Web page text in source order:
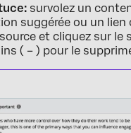
survolez un
suggérée ou un lien
et cliquez sur le
( – ) pour le